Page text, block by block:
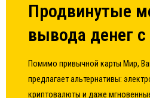
Продвинутые
вывода денег с
Помимо привычной карты Мир,
предлагает альтернативы:
криптовалюты и даже